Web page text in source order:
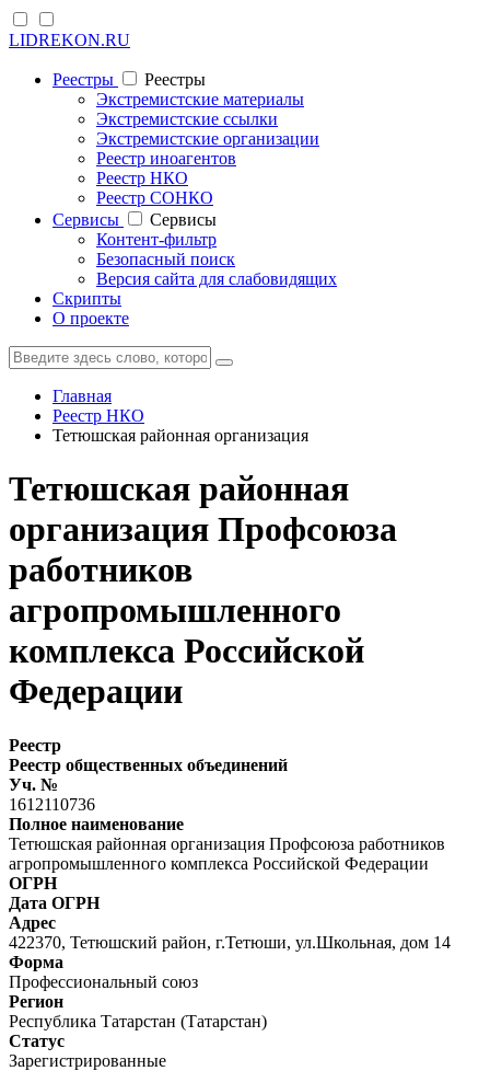
LIDREKON.RU
Реестры
Реестры
Экстремистские материалы
Экстремистские ссылки
Экстремистские организации
Реестр иноагентов
Реестр НКО
Реестр СОНКО
Cервисы
Cервисы
Контент-фильтр
Безопасный поиск
Версия сайта для слабовидящих
Скрипты
О проекте
Главная
Реестр НКО
Тетюшская районная организация
Тетюшская районная
организация Профсоюза
работников
агропромышленного
комплекса Российской
Федерации
Реестр
Реестр общественных объединений
Уч. №
1612110736
Полное наименование
Тетюшская районная организация Профсоюза работников
агропромышленного комплекса Российской Федерации
ОГРН
Дата ОГРН
Адрес
422370, Тетюшский район, г.Тетюши, ул.Школьная, дом 14
Форма
Профессиональный союз
Регион
Республика Татарстан (Татарстан)
Статус
Зарегистрированные